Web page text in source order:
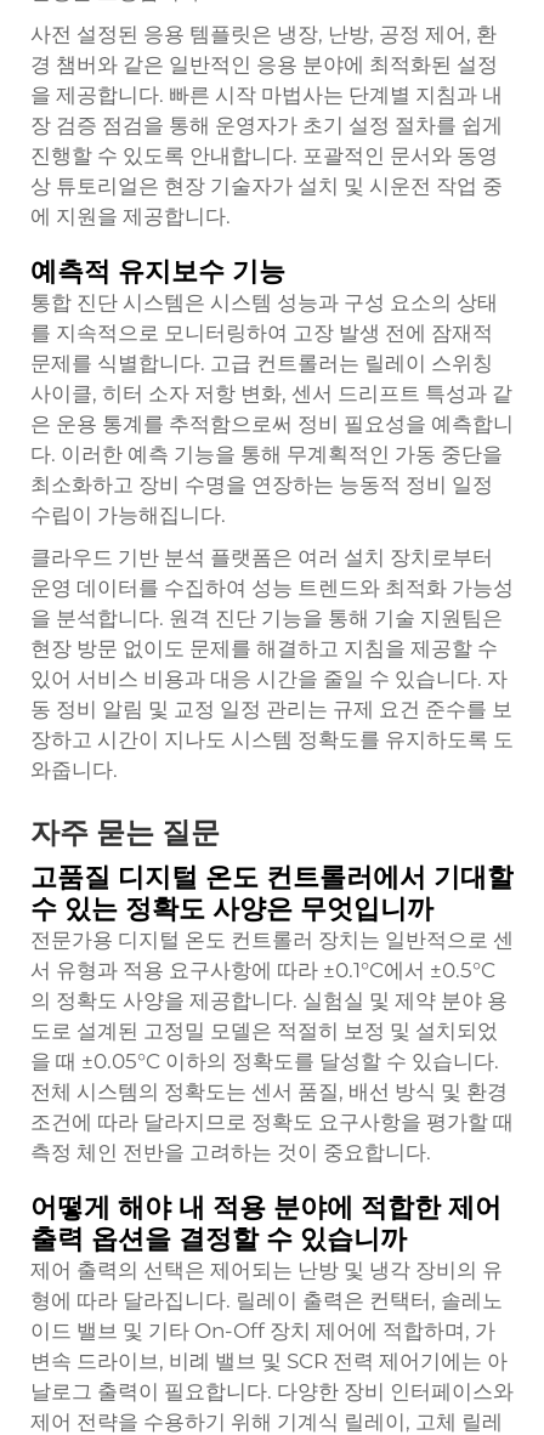
사전 설정된 응용 템플릿은 냉장, 난방, 공정 제어, 환
경 챔버와 같은 일반적인 응용 분야에 최적화된 설정
을 제공합니다. 빠른 시작 마법사는 단계별 지침과 내
장 검증 점검을 통해 운영자가 초기 설정 절차를 쉽게
진행할 수 있도록 안내합니다. 포괄적인 문서와 동영
상 튜토리얼은 현장 기술자가 설치 및 시운전 작업 중
에 지원을 제공합니다.
예측적 유지보수 기능
통합 진단 시스템은 시스템 성능과 구성 요소의 상태
를 지속적으로 모니터링하여 고장 발생 전에 잠재적
문제를 식별합니다. 고급 컨트롤러는 릴레이 스위칭
사이클, 히터 소자 저항 변화, 센서 드리프트 특성과 같
은 운용 통계를 추적함으로써 정비 필요성을 예측합니
다. 이러한 예측 기능을 통해 무계획적인 가동 중단을
최소화하고 장비 수명을 연장하는 능동적 정비 일정
수립이 가능해집니다.
클라우드 기반 분석 플랫폼은 여러 설치 장치로부터
운영 데이터를 수집하여 성능 트렌드와 최적화 가능성
을 분석합니다. 원격 진단 기능을 통해 기술 지원팀은
현장 방문 없이도 문제를 해결하고 지침을 제공할 수
있어 서비스 비용과 대응 시간을 줄일 수 있습니다. 자
동 정비 알림 및 교정 일정 관리는 규제 요건 준수를 보
장하고 시간이 지나도 시스템 정확도를 유지하도록 도
와줍니다.
자주 묻는 질문
고품질 디지털 온도 컨트롤러에서 기대할
수 있는 정확도 사양은 무엇입니까
전문가용 디지털 온도 컨트롤러 장치는 일반적으로 센
서 유형과 적용 요구사항에 따라 ±0.1°C에서 ±0.5°C
의 정확도 사양을 제공합니다. 실험실 및 제약 분야 용
도로 설계된 고정밀 모델은 적절히 보정 및 설치되었
을 때 ±0.05°C 이하의 정확도를 달성할 수 있습니다.
전체 시스템의 정확도는 센서 품질, 배선 방식 및 환경
조건에 따라 달라지므로 정확도 요구사항을 평가할 때
측정 체인 전반을 고려하는 것이 중요합니다.
어떻게 해야 내 적용 분야에 적합한 제어
출력 옵션을 결정할 수 있습니까
제어 출력의 선택은 제어되는 난방 및 냉각 장비의 유
형에 따라 달라집니다. 릴레이 출력은 컨택터, 솔레노
이드 밸브 및 기타 On-Off 장치 제어에 적합하며, 가
변속 드라이브, 비례 밸브 및 SCR 전력 제어기에는 아
날로그 출력이 필요합니다. 다양한 장비 인터페이스와
제어 전략을 수용하기 위해 기계식 릴레이, 고체 릴레